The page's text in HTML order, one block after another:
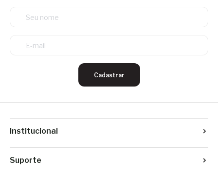
Cadastrar
Institucional
Suporte